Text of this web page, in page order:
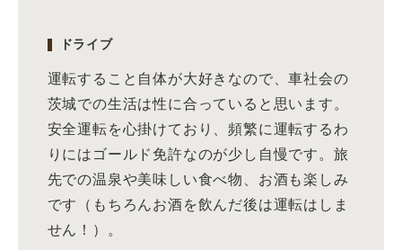
ドライブ
運転すること自体が大好きなので、車社会の
茨城での生活は性に合っていると思います。
安全運転を心掛けており、頻繁に運転するわ
りにはゴールド免許なのが少し自慢です。旅
先での温泉や美味しい食べ物、お酒も楽しみ
です（もちろんお酒を飲んだ後は運転はしま
せん！）。